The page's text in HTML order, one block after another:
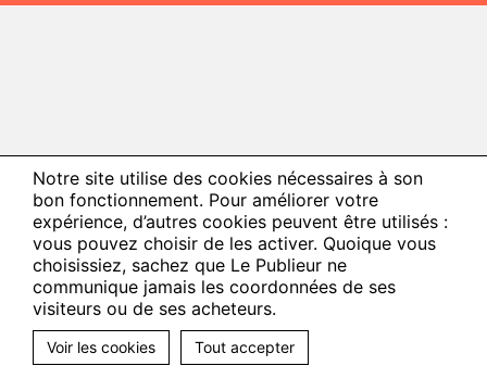
Notre site utilise des cookies nécessaires à son
bon fonctionnement. Pour améliorer votre
expérience, d’autres cookies peuvent être utilisés :
vous pouvez choisir de les activer. Quoique vous
choisissiez, sachez que Le Publieur ne
communique jamais les coordonnées de ses
visiteurs ou de ses acheteurs.
Voir les cookies Tout accepter